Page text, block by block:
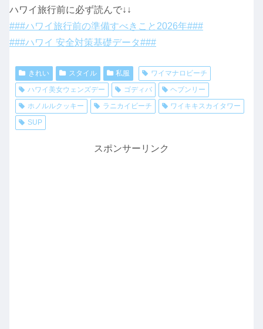
ハワイ旅行前に必ず読んで↓↓
###ハワイ旅行前の準備すべきこと2026年###
###ハワイ 安全対策基礎データ###
きれい スタイル 私服
ワイマナロビーチ
ハワイ美女ウェンズデー
ゴディバ
ヘブンリー
ホノルルクッキー
ラニカイビーチ
ワイキキスカイタワー
SUP
スポンサーリンク